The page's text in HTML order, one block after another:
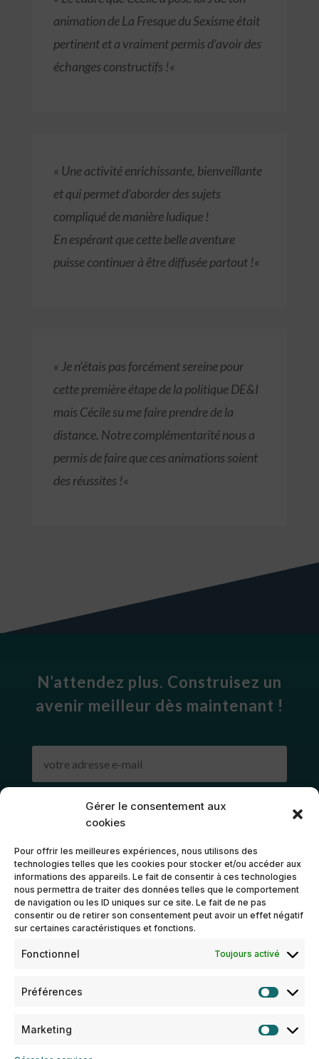
Gérer le consentement aux
cookies
Pour offrir les meilleures expériences, nous utilisons des
technologies telles que les cookies pour stocker et/ou accéder aux
informations des appareils. Le fait de consentir à ces technologies
nous permettra de traiter des données telles que le comportement
de navigation ou les ID uniques sur ce site. Le fait de ne pas
consentir ou de retirer son consentement peut avoir un effet négatif
sur certaines caractéristiques et fonctions.
Fonctionnel Toujours activé
Préférences
Marketing
animation de La Fresque du Sexismeétait
pertinent et a vraiment permis d’avoir des
échanges constructifs !«
« Une activité enrichissante, bienveillante
et qui permet d’aborder des sujets
compliqué de manière ludique !
En espérant que cette belle aventure
puisse continuer à être diffusée partout !«
« Je n’étais pas forcément sereine pour
cette première étape de la politique DE&I
mais Cécilesu me faire prendre de la
distance. Notre complémentarité nous a
permis de faire que ces animations soient
des réussites !«
N’attendez plus. Construisez un
avenir meilleur dès maintenant !